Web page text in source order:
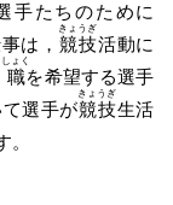
手たちのために
は， 競技
きょうぎ
活動に
ょく
を希望する選手
選手が競技
きょうぎ
生活